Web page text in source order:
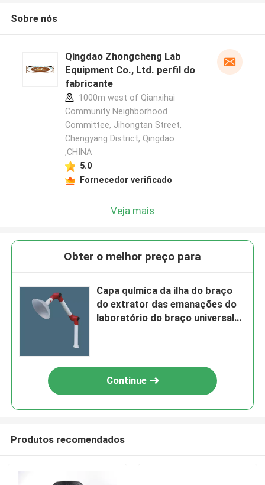
Sobre nós
Qingdao Zhongcheng Lab
Equipment Co., Ltd. perfil do
fabricante
1000m west of Qianxihai
Community Neighborhood
Committee, Jihongtan Street,
Chengyang District, Qingdao
,CHINA
5.0
Fornecedor verificado
Veja mais
Obter o melhor preço para
Capa química da ilha do braço
do extrator das emanações do
laboratório do braço universal
Continue
Produtos recomendados